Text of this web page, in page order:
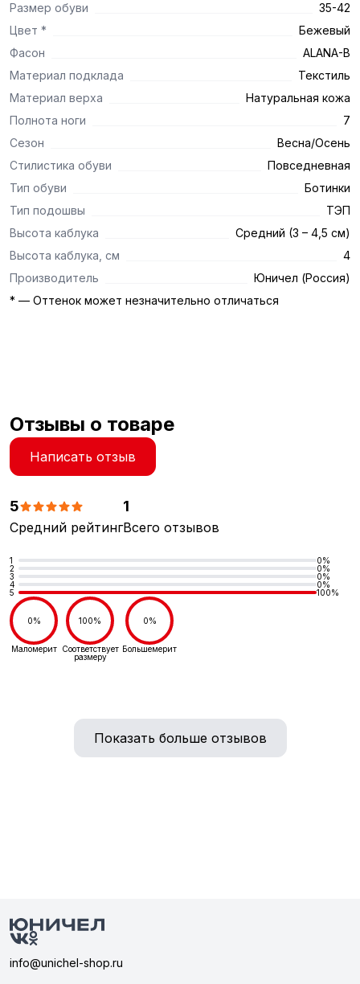
Размер обуви
35-42
Цвет *
Бежевый
Фасон
ALANA-B
Материал подклада
Текстиль
Материал верха
Натуральная кожа
Полнота ноги
7
Сезон
Весна/Осень
Стилистика обуви
Повседневная
Тип обуви
Ботинки
Тип подошвы
ТЭП
Высота каблука
Средний (3 – 4,5 см)
Высота каблука, см
4
Производитель
Юничел (Россия)
* — Оттенок может незначительно отличаться
Отзывы о товаре
Написать отзыв
5
Средний рейтинг
1
Всего отзывов
1
0%
2
0%
3
0%
4
0%
5
100%
0%
Маломерит
100%
Соответствует
размеру
0%
Большемерит
Показать больше отзывов
info@unichel-shop.ru